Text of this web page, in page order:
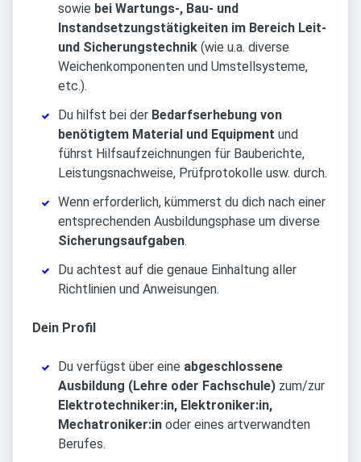
sowie bei Wartungs-, Bau- und
Instandsetzungstätigkeiten im Bereich Leit-
und Sicherungstechnik (wie u.a. diverse
Weichenkomponenten und Umstellsysteme,
etc.).
Du hilfst bei der Bedarfserhebung von
benötigtem Material und Equipment und
führst Hilfsaufzeichnungen für Bauberichte,
Leistungsnachweise, Prüfprotokolle usw. durch.
Wenn erforderlich, kümmerst du dich nach einer
entsprechenden Ausbildungsphase um diverse
Sicherungsaufgaben.
Du achtest auf die genaue Einhaltung aller
Richtlinien und Anweisungen.
Dein Profil
Du verfügst über eine abgeschlossene
Ausbildung (Lehre oder Fachschule) zum/zur
Elektrotechniker:in, Elektroniker:in,
Mechatroniker:in oder eines artverwandten
Berufes.